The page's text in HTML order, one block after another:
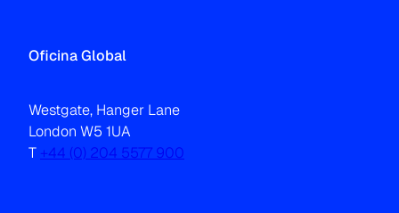
Oficina Global
Westgate, Hanger Lane
London W5 1UA
T +44 (0) 204 5577 900